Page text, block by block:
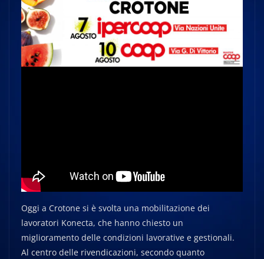
Oggi a Crotone si è svolta una mobilitazione dei
lavoratori Konecta, che hanno chiesto un
miglioramento delle condizioni lavorative e gestionali.
Al centro delle rivendicazioni, secondo quanto